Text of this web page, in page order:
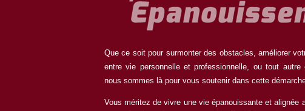
Que ce soit pour surmonter des obstacles, améliorer
entre vie personnelle et professionnelle, ou tout autre
nous sommes là pour vous soutenir dans cette
Vous méritez de vivre une vie épanouissante et alignée